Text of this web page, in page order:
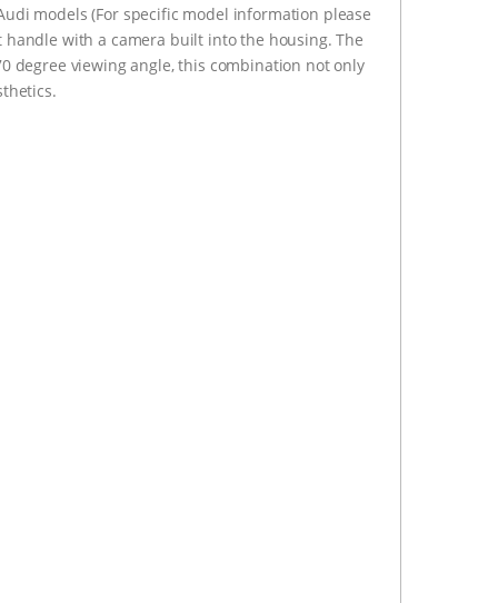
models (For specific model information please
with a camera built into the housing. The
degree viewing angle, this combination not only